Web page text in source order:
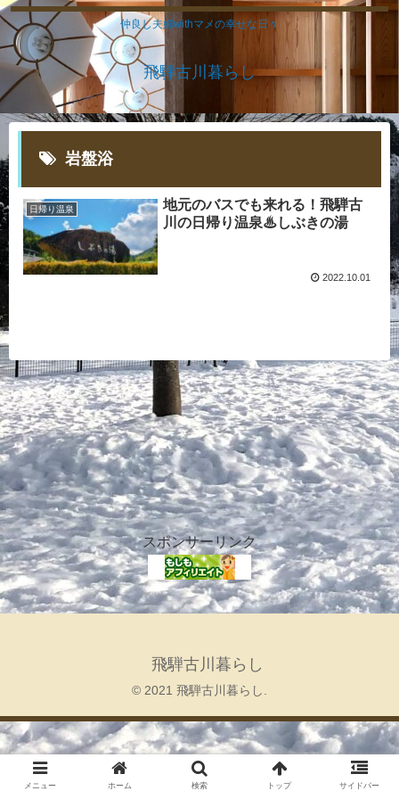
仲良し夫婦withマメの幸せな日々
飛騨古川暮らし
岩盤浴
日帰り温泉
地元のバスでも来れる！飛騨古
川の日帰り温泉♨しぶきの湯
2022.10.01
スポンサーリンク
飛騨古川暮らし
© 2021 飛騨古川暮らし.
メニュー ホーム 検索 トップ サイドバー